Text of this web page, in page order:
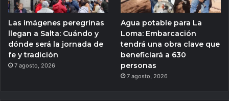
Las imágenes peregrinas
llegan a Salta: Cuándo y
dónde será la jornada de
fe y tradición
7 agosto, 2026
Agua potable para La
Loma: Embarcación
tendrá una obra clave que
beneficiará a 630
personas
7 agosto, 2026